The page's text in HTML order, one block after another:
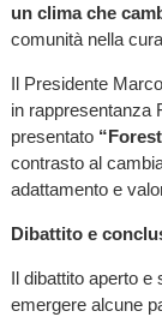
un clima che
comunità nella
Il Presidente
in rappresentanza
presentato
contrasto al
adattamento e
Dibattito e
Il dibattito aperto e
emergere alcune